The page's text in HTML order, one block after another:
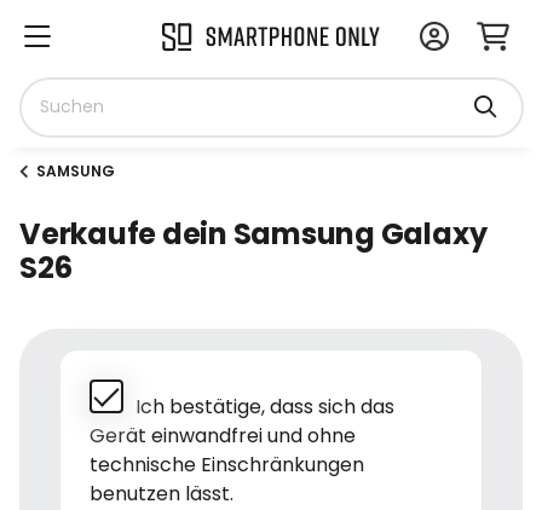
SAMSUNG
Verkaufe dein Samsung Galaxy
S26
Ich bestätige, dass sich das
Gerät einwandfrei und ohne
technische Einschränkungen
benutzen lässt.